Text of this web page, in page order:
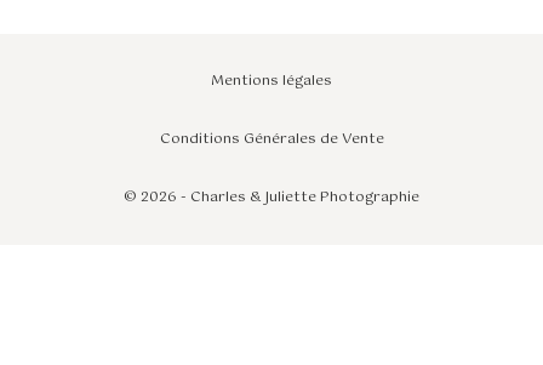
Mentions légales
Conditions Générales de Vente
© 2026 - Charles & Juliette Photographie